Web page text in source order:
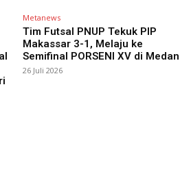
Metanews
Tim Futsal PNUP Tekuk PIP
Makassar 3-1, Melaju ke
Semifinal PORSENI XV di Medan
26 Juli 2026